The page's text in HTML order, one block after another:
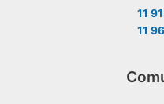
11
11